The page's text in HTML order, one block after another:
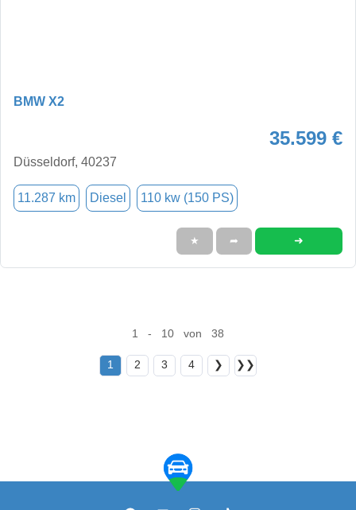
BMW X2
35.599 €
Düsseldorf, 40237
11.287 km Diesel 110 kw (150 PS)
★ ➦ ➜
1 - 10 von 38
1 2 3 4 ❯ ❯❯